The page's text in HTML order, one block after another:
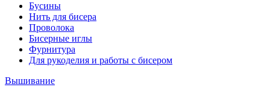
Бусины
Нить для бисера
Проволока
Бисерные иглы
Фурнитура
Для рукоделия и работы с бисером
Вышивание